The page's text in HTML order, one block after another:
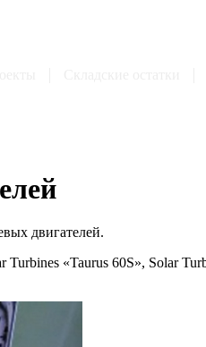
двигателей.
«Taurus 60S», Solar